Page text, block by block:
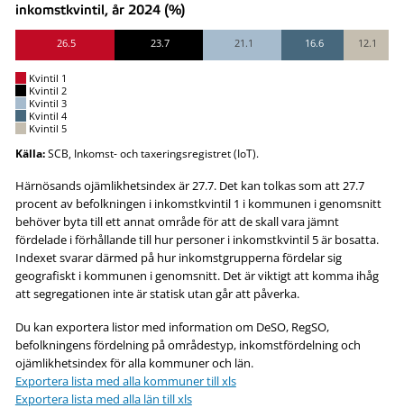
inkomstkvintil, år 2024 (%)
26.5 23.7 21.1 16.6 12.1
Kvintil 1
Kvintil 2
Kvintil 3
Kvintil 4
Kvintil 5
Källa:SCB, Inkomst- och taxeringsregistret (IoT).
Härnösands ojämlikhetsindex är 27.7. Det kan tolkas som att 27.7
procent av befolkningen i inkomstkvintil 1 i kommunen i genomsnitt
behöver byta till ett annat område för att de skall vara jämnt
fördelade i förhållande till hur personer i inkomstkvintil 5 är bosatta.
Indexet svarar därmed på hur inkomstgrupperna fördelar sig
geografiskt i kommunen i genomsnitt. Det är viktigt att komma ihåg
att segregationen inte är statisk utan går att påverka.
Du kan exportera listor med information om DeSO, RegSO,
befolkningens fördelning på områdestyp, inkomstfördelning och
ojämlikhetsindex för alla kommuner och län.
Exportera lista med alla kommuner till xls
Exportera lista med alla län till xls